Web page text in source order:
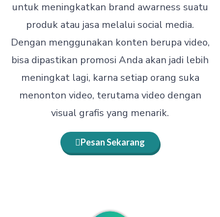
untuk meningkatkan brand awarness suatu
produk atau jasa melalui social media.
Dengan menggunakan konten berupa video,
bisa dipastikan promosi Anda akan jadi lebih
meningkat lagi, karna setiap orang suka
menonton video, terutama video dengan
visual grafis yang menarik.
Pesan Sekarang